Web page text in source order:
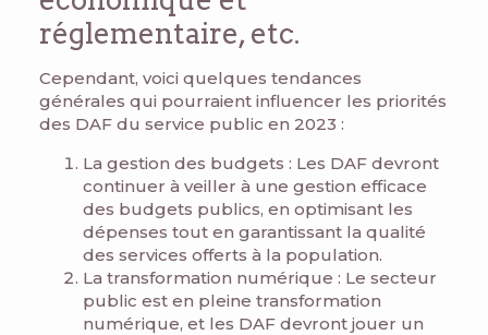
réglementaire, etc.
Cependant, voici quelques tendances
générales qui pourraient influencer les priorités
des DAF du service public en 2023 :
La gestion des budgets : Les DAF devront
continuer à veiller à une gestion efficace
des budgets publics, en optimisant les
dépenses tout en garantissant la qualité
des services offerts à la population.
La transformation numérique : Le secteur
public est en pleine transformation
numérique, et les DAF devront jouer un